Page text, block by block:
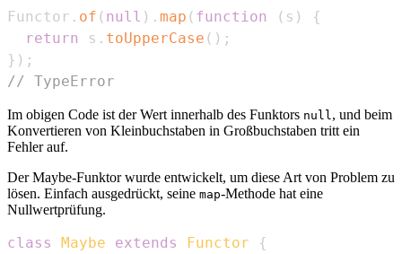
Functor . of ( null ) . map ( function ( s )
{
return
s . toUpperCase ( ) ;
} ) ;
// TypeError
Im obigen Code ist der Wert innerhalb des Funktors null , und beim
Konvertieren von Kleinbuchstaben in Großbuchstaben tritt ein
Fehler auf.
Der Maybe-Funktor wurde entwickelt, um diese Art von Problem zu
lösen. Einfach ausgedrückt, seine map-Methode hat eine
Nullwertprüfung.
class Maybe extends Functor
{